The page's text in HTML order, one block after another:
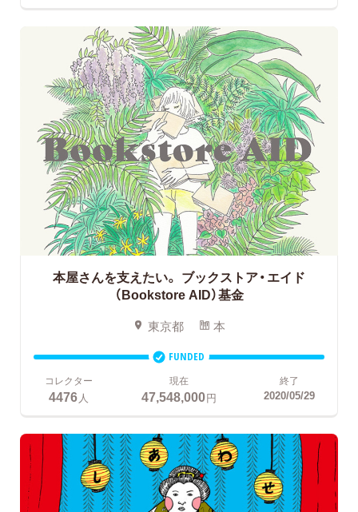
本屋さんを支えたい。 ブックストア・エイド
（Bookstore AID）基金
東京都 本
FUNDED
コレクター
4476 人
現在
47,548,000円
終了
2020/05/29